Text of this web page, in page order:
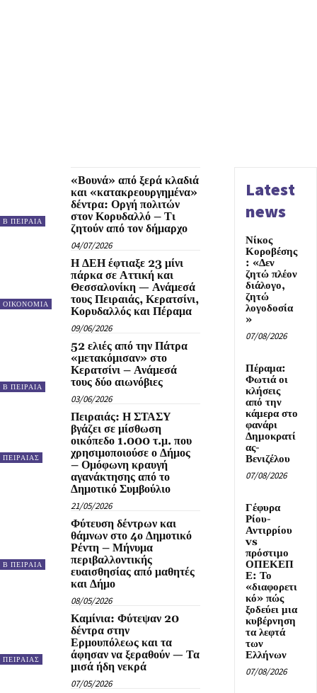
Β ΠΕΙΡΑΙΑ
«Βουνά» από ξερά κλαδιά
και «κατακρεουργημένα»
δέντρα: Οργή πολιτών
στον Κορυδαλλό – Τι
ζητούν από τον δήμαρχο
04/07/2026
ΟΙΚΟΝΟΜΙΑ
Η ΔΕΗ έφτιαξε 23 μίνι
πάρκα σε Αττική και
Θεσσαλονίκη — Ανάμεσά
τους Πειραιάς, Κερατσίνι,
Κορυδαλλός και Πέραμα
09/06/2026
Β ΠΕΙΡΑΙΑ
52 ελιές από την Πάτρα
«μετακόμισαν» στο
Κερατσίνι – Ανάμεσά
τους δύο αιωνόβιες
03/06/2026
ΠΕΙΡΑΙΑΣ
Πειραιάς: Η ΣΤΑΣΥ
βγάζει σε μίσθωση
οικόπεδο 1.000 τ.μ. που
χρησιμοποιούσε ο Δήμος
– Ομόφωνη κραυγή
αγανάκτησης από το
Δημοτικό Συμβούλιο
21/05/2026
Β ΠΕΙΡΑΙΑ
Φύτευση δέντρων και
θάμνων στο 4ο Δημοτικό
Ρέντη – Μήνυμα
περιβαλλοντικής
ευαισθησίας από μαθητές
και Δήμο
08/05/2026
ΠΕΙΡΑΙΑΣ
Καμίνια: Φύτεψαν 20
δέντρα στην
Ερμουπόλεως και τα
άφησαν να ξεραθούν — Τα
μισά ήδη νεκρά
07/05/2026
Latest
news
Νίκος
Κοροβέσης
: «Δεν
ζητώ πλέον
διάλογο,
ζητώ
λογοδοσία
»
07/08/2026
Πέραμα:
Φωτιά οι
κλήσεις
από την
κάμερα στο
φανάρι
Δημοκρατί
ας-
Βενιζέλου
07/08/2026
Γέφυρα
Ρίου-
Αντιρρίου
vs
πρόστιμο
ΟΠΕΚΕΠ
Ε: Το
«διαφορετι
κό» πώς
ξοδεύει μια
κυβέρνηση
τα λεφτά
των
Ελλήνων
07/08/2026